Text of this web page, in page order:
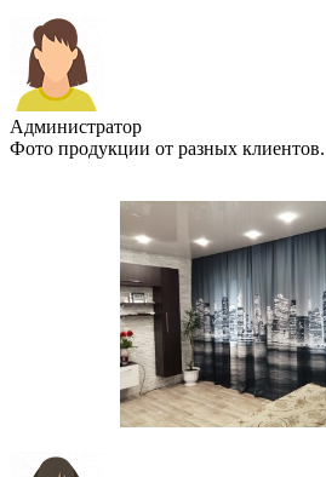
Администратор
Фото продукции от разных